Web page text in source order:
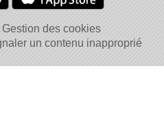
Gestion des cookies
un contenu inapproprié